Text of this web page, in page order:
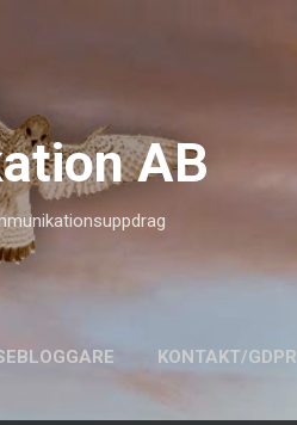
AB
KONTAKT/GDPR